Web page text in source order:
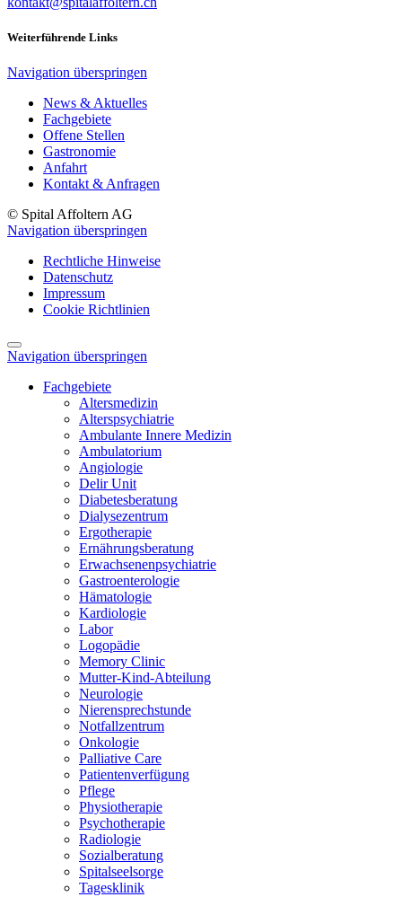
Weiterführende Links
Navigation überspringen
News & Aktuelles
Fachgebiete
Offene Stellen
Gastronomie
Anfahrt
Kontakt & Anfragen
© Spital Affoltern AG
Navigation überspringen
Rechtliche Hinweise
Datenschutz
Impressum
Cookie Richtlinien
Navigation überspringen
Fachgebiete
Altersmedizin
Alterspsychiatrie
Ambulante Innere Medizin
Ambulatorium
Angiologie
Delir Unit
Diabetesberatung
Dialysezentrum
Ergotherapie
Ernährungsberatung
Erwachsenenpsychiatrie
Gastroenterologie
Hämatologie
Kardiologie
Labor
Logopädie
Memory Clinic
Mutter-Kind-Abteilung
Neurologie
Nierensprechstunde
Notfallzentrum
Onkologie
Palliative Care
Patientenverfügung
Pflege
Physiotherapie
Psychotherapie
Radiologie
Sozialberatung
Spitalseelsorge
Tagesklinik